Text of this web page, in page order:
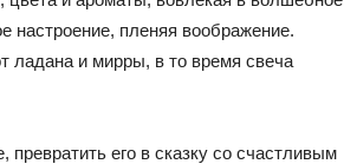
настроение, пленяя воображение.
ладана и мирры, в то время свеча
превратить его в сказку со счастливым